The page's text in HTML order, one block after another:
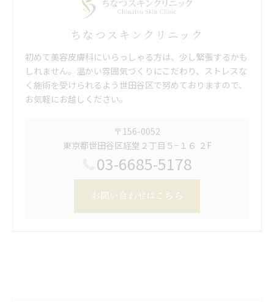
ちなつスキンクリニック
初めて美容皮膚科にいらっしゃる方は、少し緊張するかも
しれません。温かい雰囲気づくりにこだわり、ストレスな
く施術を受けられるよう世田谷区で努めておりますので、
お気軽にお越しください。
〒156-0052
東京都世田谷区経堂２丁目５−１６ ２F
03-6685-5178
お問い合わせはこちら